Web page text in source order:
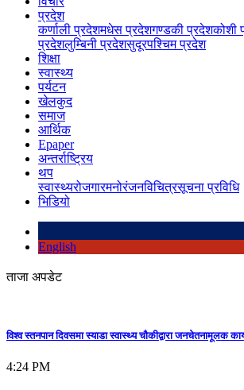
प्रदेश
कर्णाली प्रदेशमधेस प्रदेशगण्डकी प्रदेशकोशी
प्रदेशलुम्बिनी प्रदेशसुदूरपश्चिम प्रदेश
शिक्षा
स्वास्थ्य
पर्यटन
खेलकुद
समाज
आर्थिक
Epaper
अन्तर्राष्ट्रिय
थप
स्वास्थ्यरोजगारमनोरंजनविचित्रसूचना प्रविधि
भिडियो
English
ताजा अपडेट
विश्व स्तनपान दिवसमा स्याडा स्वास्थ्य चौकीद्वारा जनचेतनामूलक
4:24 PM